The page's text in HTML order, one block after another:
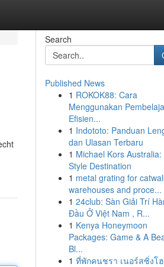
Search
Published News
1 ROKOK88: Cara
Menggunakan
Efisien...
1 Indototo: Panduan
dan Ulasan Terbaru
1 Michael Kors Australia:
Style Destination
1 metal grating for
warehouses and proce...
1 24club: Sàn Giải Trí
Đầu Ở Việt Nam , R...
1 Kenya Honeymoon
Packages: Game & A
Bl...
1 ที่พักคนชรา เนอร์สซิ่งโ